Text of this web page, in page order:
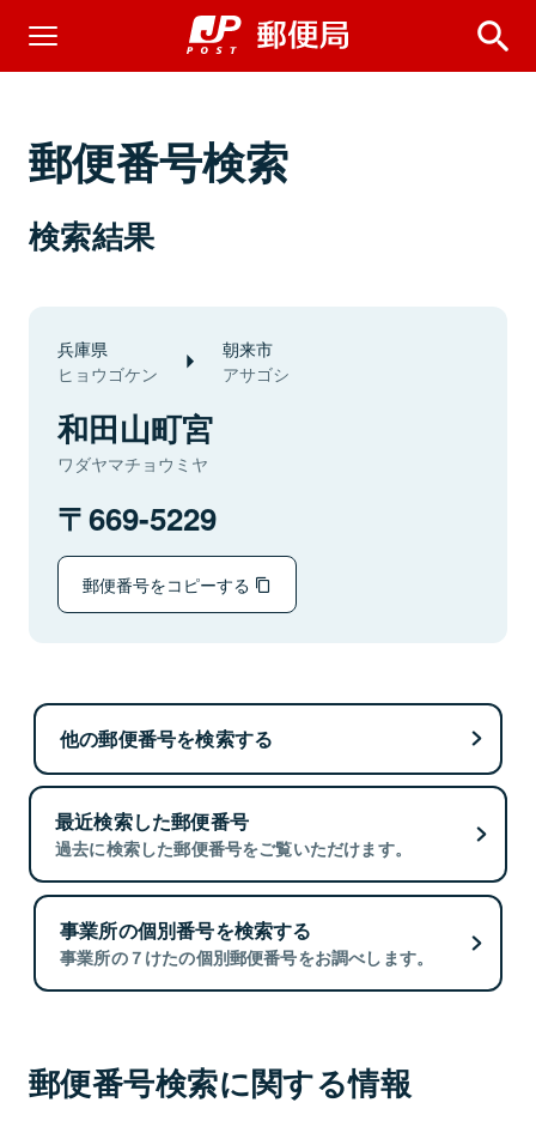
郵便番号検索
検索結果
兵庫県
ヒョウゴケン
朝来市
アサゴシ
和田山町宮
ワダヤマチョウミヤ
669-5229
郵便番号をコピーする
他の郵便番号を検索する
最近検索した郵便番号
過去に検索した郵便番号をご覧いただけます。
事業所の個別番号を検索する
事業所の７けたの個別郵便番号をお調べします。
郵便番号検索に関する情報